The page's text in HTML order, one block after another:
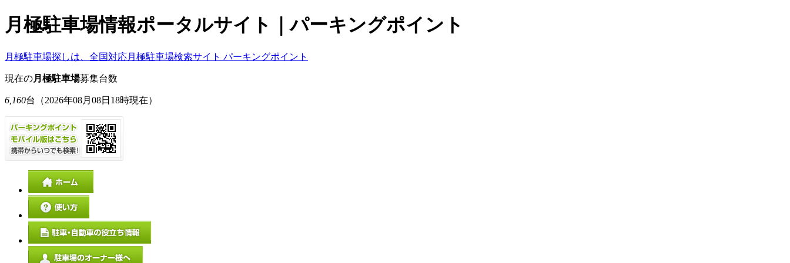
月極駐車場情報ポータルサイト｜パーキングポイント
月極駐車場探しは、全国対応月極駐車場検索サイト パーキングポイント
現在の月極駐車場募集台数
6,160台 （2026年08月08日18時現在）